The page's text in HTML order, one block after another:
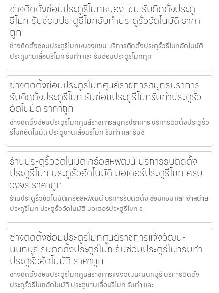
ช่างติดตั้งซ่อมประตูรีโมทหนองแขม รับติดตั้งประตู
รีโมท รับซ่อมประตูรีโมทรับทำประตูรั้วอัตโนมัติ ราคา
ถูก
ช่างติดตั้งซ่อมประตูรีโมทหนองแขม บริการติดตั้งประตูรั้วรีโมทอัตโนมัติ
ประตูบานเลื่อนรีโมท รับทำ และ รับซ่อมประตูรีโมททุก
ช่างติดตั้งซ่อมประตูรีโมทศุนย์ราชการสมุทรปราการ
รับติดตั้งประตูรีโมท รับซ่อมประตูรีโมทรับทำประตูรั้ว
อัตโนมัติ ราคาถูก
ช่างติดตั้งซ่อมประตูรีโมทศุนย์ราชการสมุทรปราการ บริการติดตั้งประตูรั้ว
รีโมทอัตโนมัติ ประตูบานเลื่อนรีโมท รับทำ และ รับซ่
ร้านประตูรั้วอัตโนมัติเครือสหพัฒน์ บริการรับติดตั้ง
ประตูรีโมท ประตูรั้วอัตโนมัติ มอเตอร์ประตูรีโมท ครบ
วงจร ราคาถูก
ร้านประตูรั้วอัตโนมัติเครือสหพัฒน์ บริการรับติดตั้ง ซ่อมแซม และ จำหน่าย
ประตูรีโมท ประตูรั้วอัตโนมัติ มอเตอร์ประตูรีโมท ร
ช่างติดตั้งซ่อมประตูรีโมทศูนย์ราชการแจ้งวัฒนะ
นนทบุรี รับติดตั้งประตูรีโมท รับซ่อมประตูรีโมทรับทำ
ประตูรั้วอัตโนมัติ ราคาถูก
ช่างติดตั้งซ่อมประตูรีโมทศูนย์ราชการแจ้งวัฒนะนนทบุรี บริการติดตั้ง
ประตูรั้วรีโมทอัตโนมัติ ประตูบานเลื่อนรีโมท รับทำ และ